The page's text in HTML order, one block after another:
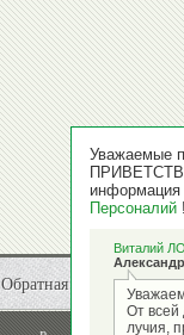
Обратная связь
Уважаемые
информация
Персоналий !
Виталий
От всей
лучия,